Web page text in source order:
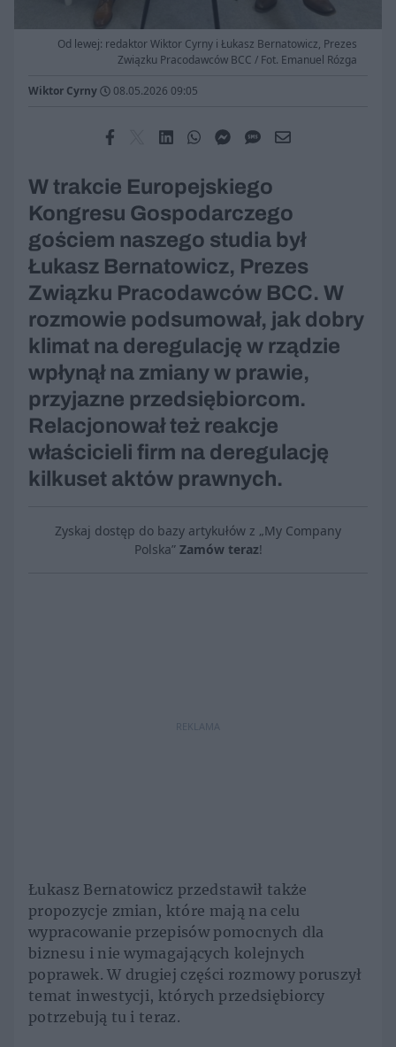
Od lewej: redaktor Wiktor Cyrny i Łukasz Bernatowicz, Prezes
Związku Pracodawców BCC / Fot. Emanuel Rózga
Wiktor Cyrny 08.05.2026 09:05
W trakcie Europejskiego
Kongresu Gospodarczego
gościem naszego studia był
Łukasz Bernatowicz, Prezes
Związku Pracodawców BCC. W
rozmowie podsumował, jak dobry
klimat na deregulację w rządzie
wpłynął na zmiany w prawie,
przyjazne przedsiębiorcom.
Relacjonował też reakcje
właścicieli firm na deregulację
kilkuset aktów prawnych.
Zyskaj dostęp do bazy artykułów z „My Company
Polska” Zamów teraz!
REKLAMA
Łukasz Bernatowicz przedstawił także
propozycje zmian, które mają na celu
wypracowanie przepisów pomocnych dla
biznesu i nie wymagających kolejnych
poprawek. W drugiej części rozmowy poruszył
temat inwestycji, których przedsiębiorcy
potrzebują tu i teraz.